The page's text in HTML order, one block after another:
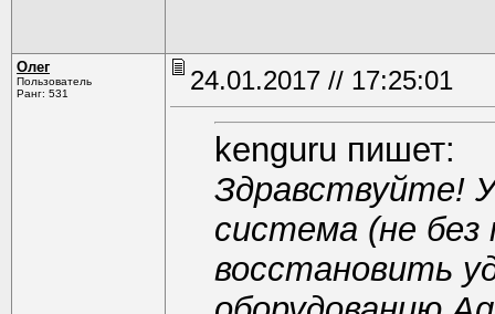
Олег
Пользователь
Ранг: 531
24.01.2017 // 17:25:01
kenguru пишет:
Здравствуйте!
система (не без
восстановить